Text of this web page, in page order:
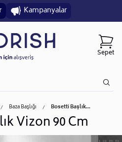
Kampanyalar
Sepet
Baza Başlığı Bosetti Başlık...
Vizon 90 Cm